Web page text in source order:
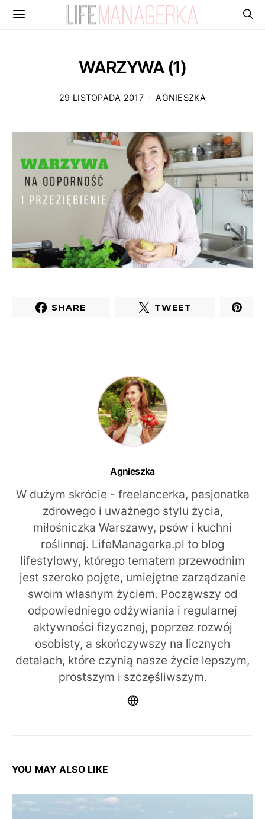
WARZYWA (1)
29 LISTOPADA 2017 AGNIESZKA
SHARE TWEET
Agnieszka
W dużym skrócie - freelancerka, pasjonatka
zdrowego i uważnego stylu życia,
miłośniczka Warszawy, psów i kuchni
roślinnej. LifeManagerka.pl to blog
lifestylowy, którego tematem przewodnim
jest szeroko pojęte, umiejętne zarządzanie
swoim własnym życiem. Począwszy od
odpowiedniego odżywiania i regularnej
aktywności fizycznej, poprzez rozwój
osobisty, a skończywszy na licznych
detalach, które czynią nasze życie lepszym,
prostszym i szczęśliwszym.
YOU MAY ALSO LIKE